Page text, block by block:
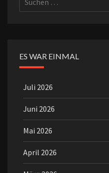
nach:
ES WAR EINMAL
Juli 2026
Juni 2026
Mai 2026
April 2026